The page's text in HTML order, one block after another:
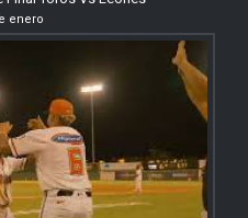
enero